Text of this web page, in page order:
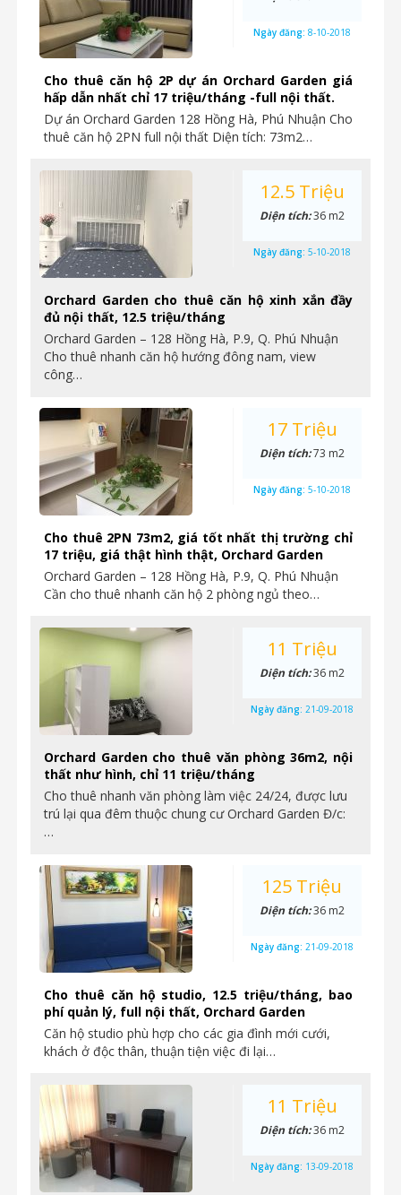
Cho thuê căn hộ 2P dự án Orchard Garden giá
hấp dẫn nhất chỉ 17 triệu/tháng -full nội thất.
Dự án Orchard Garden 128 Hồng Hà, Phú Nhuận Cho
thuê căn hộ 2PN full nội thất Diện tích: 73m2…
Ngày đăng: 8-10-2018
Orchard Garden cho thuê căn hộ xinh xắn đầy
đủ nội thất, 12.5 triệu/tháng
Orchard Garden – 128 Hồng Hà, P.9, Q. Phú Nhuận
Cho thuê nhanh căn hộ hướng đông nam, view
công…
12.5 Triệu
Diện tích:36 m2
Ngày đăng: 5-10-2018
Cho thuê 2PN 73m2, giá tốt nhất thị trường chỉ
17 triệu, giá thật hình thật, Orchard Garden
Orchard Garden – 128 Hồng Hà, P.9, Q. Phú Nhuận
Cần cho thuê nhanh căn hộ 2 phòng ngủ theo…
17 Triệu
Diện tích:73 m2
Ngày đăng: 5-10-2018
Orchard Garden cho thuê văn phòng 36m2, nội
thất như hình, chỉ 11 triệu/tháng
Cho thuê nhanh văn phòng làm việc 24/24, được lưu
trú lại qua đêm thuộc chung cư Orchard Garden Đ/c:
…
11 Triệu
Diện tích:36 m2
Ngày đăng: 21-09-2018
Cho thuê căn hộ studio, 12.5 triệu/tháng, bao
phí quản lý, full nội thất, Orchard Garden
Căn hộ studio phù hợp cho các gia đình mới cưới,
khách ở độc thân, thuận tiện việc đi lại…
125 Triệu
Diện tích:36 m2
Ngày đăng: 21-09-2018
11 Triệu
Diện tích:36 m2
Ngày đăng: 13-09-2018